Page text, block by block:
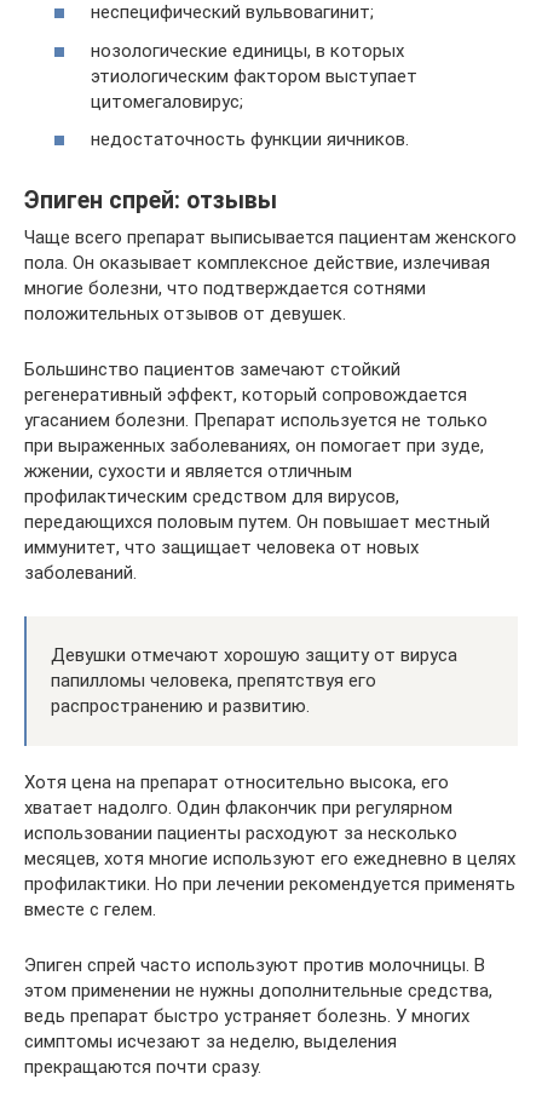
неспецифический вульвовагинит;
нозологические единицы, в которых
этиологическим фактором выступает
цитомегаловирус;
недостаточность функции яичников.
Эпиген спрей: отзывы
Чаще всего препарат выписывается пациентам женского
пола. Он оказывает комплексное действие, излечивая
многие болезни, что подтверждается сотнями
положительных отзывов от девушек.
Большинство пациентов замечают стойкий
регенеративный эффект, который сопровождается
угасанием болезни. Препарат используется не только
при выраженных заболеваниях, он помогает при зуде,
жжении, сухости и является отличным
профилактическим средством для вирусов,
передающихся половым путем. Он повышает местный
иммунитет, что защищает человека от новых
заболеваний.
Девушки отмечают хорошую защиту от вируса
папилломы человека, препятствуя его
распространению и развитию.
Хотя цена на препарат относительно высока, его
хватает надолго. Один флакончик при регулярном
использовании пациенты расходуют за несколько
месяцев, хотя многие используют его ежедневно в целях
профилактики. Но при лечении рекомендуется применять
вместе с гелем.
Эпиген спрей часто используют против молочницы. В
этом применении не нужны дополнительные средства,
ведь препарат быстро устраняет болезнь. У многих
симптомы исчезают за неделю, выделения
прекращаются почти сразу.